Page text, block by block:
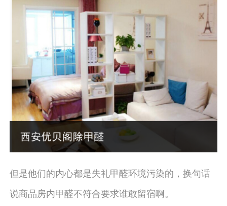
但是他们的内心都是失礼甲醛环境污染的，换句话
说商品房内甲醛不符合要求谁敢留宿啊。